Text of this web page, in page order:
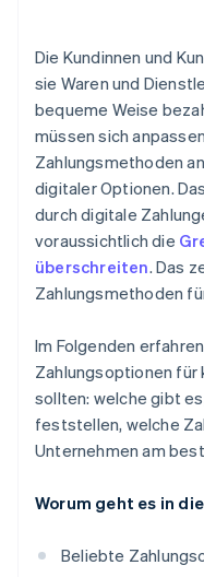
auf den Cashflow
4. Berücksichtigen
Risiko
5. Wählen Sie eine
Unternehmen skaliert
Die Kundinnen und
sie Waren und
bequeme Weise
müssen sich
Zahlungsmethoden
digitaler Optionen.
durch digitale
voraussichtlich die
überschreiten. Das
Zahlungsmethoden
Im Folgenden
Zahlungsoptionen für
sollten: welche gibt
feststellen, welche
Unternehmen am
Worum geht es in
Beliebte